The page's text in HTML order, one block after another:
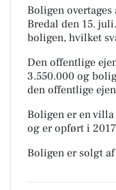
Boligen
Bredal den 15. juli.
boligen, hvilket
Den offentlige
3.550.000 og
den offentlige
Boligen er en
og er opført i
Boligen er solgt